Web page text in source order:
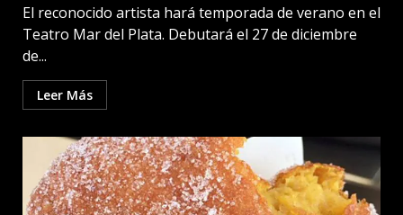
El reconocido artista hará temporada de verano en el
Teatro Mar del Plata. Debutará el 27 de diciembre
de...
Leer Más